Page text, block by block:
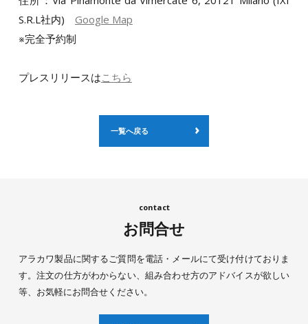
S.R.L社内) Google Map
※完全予約制
プレスリリースはこちら
一覧へ戻る
お問合せ
アラカワ製品に関するご質問を電話・メールにて受け付けておりま
す。注文の仕方がわからない、組み合わせ方のアドバイスが欲しい
等、お気軽にお問合せください。